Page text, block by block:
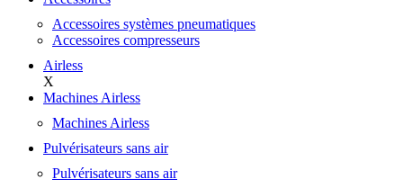
Accessoires systèmes pneumatiques
Accessoires compresseurs
Airless
X
Machines Airless
Machines Airless
Pulvérisateurs sans air
Pulvérisateurs sans air